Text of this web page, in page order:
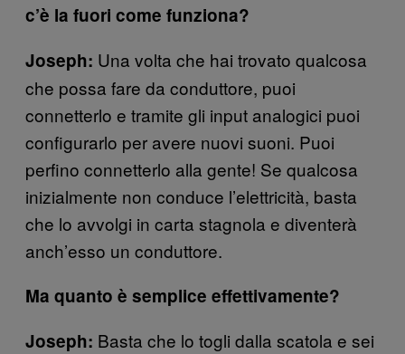
c’è la fuori come funziona?
Joseph: Una volta che hai trovato qualcosa
che possa fare da conduttore, puoi
connetterlo e tramite gli input analogici puoi
configurarlo per avere nuovi suoni. Puoi
perfino connetterlo alla gente! Se qualcosa
inizialmente non conduce l’elettricità, basta
che lo avvolgi in carta stagnola e diventerà
anch’esso un conduttore.
Ma quanto è semplice effettivamente?
Joseph: Basta che lo togli dalla scatola e sei